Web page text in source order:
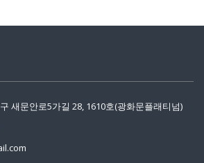
새문안로5가길 28, 1610호(광화문플래티넘)